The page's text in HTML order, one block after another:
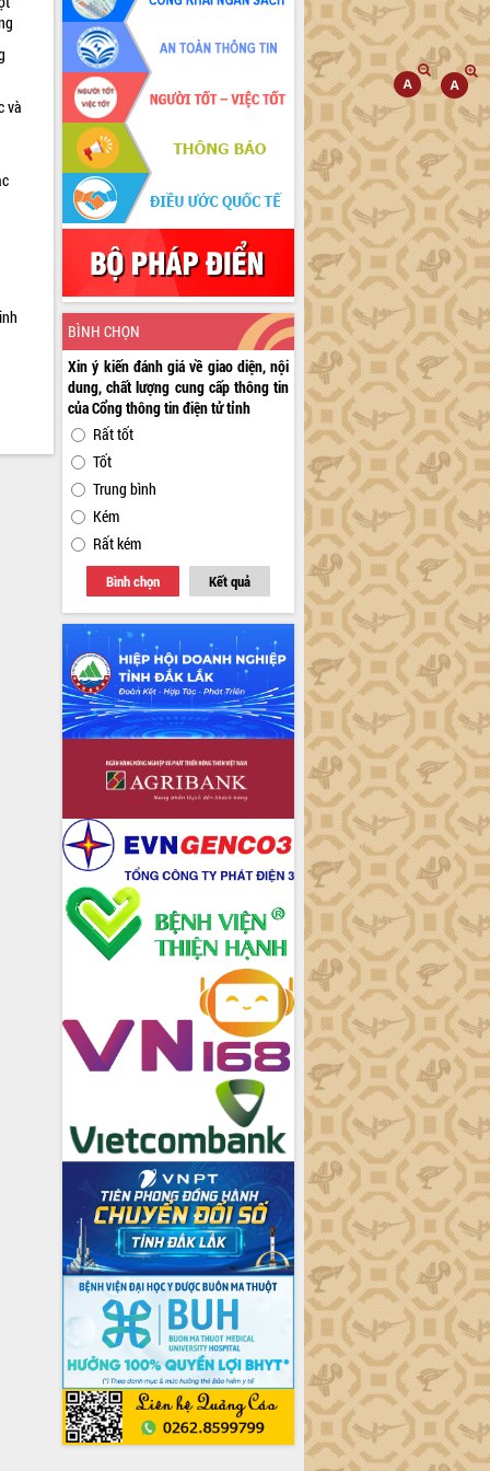
và
BÌNH CHỌN
Xin ý kiến đánh giá về giao diện, nội
dung, chất lượng cung cấp thông tin
của Cổng thông tin điện tử tỉnh
Rất tốt
Tốt
Trung bình
Kém
Rất kém
Bình chọn Kết quả